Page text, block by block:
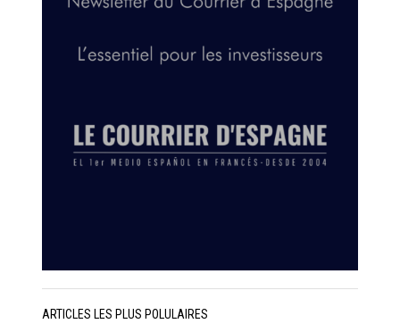
ARTICLES LES PLUS POLULAIRES